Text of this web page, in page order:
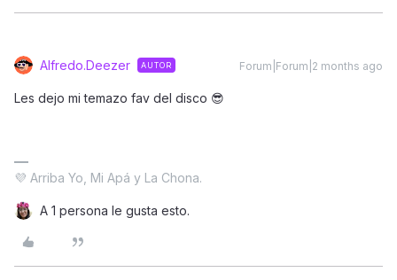
Alfredo.Deezer AUTOR Forum|Forum|2 months ago
Les dejo mi temazo fav del disco 😎
💜 Arriba Yo, Mi Apá y La Chona.
A 1 persona le gusta esto.